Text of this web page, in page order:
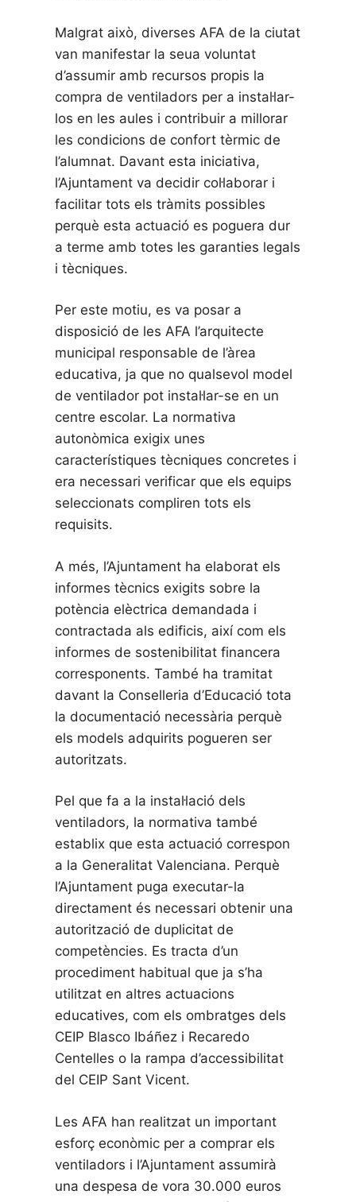
Malgrat això, diverses AFA de la ciutat
van manifestar la seua voluntat
d’assumir amb recursos propis la
compra de ventiladors per a instal·lar-
los en les aules i contribuir a millorar
les condicions de confort tèrmic de
l’alumnat. Davant esta iniciativa,
l’Ajuntament va decidir col·laborar i
facilitar tots els tràmits possibles
perquè esta actuació es poguera dur
a terme amb totes les garanties legals
i tècniques.
Per este motiu, es va posar a
disposició de les AFA l’arquitecte
municipal responsable de l’àrea
educativa, ja que no qualsevol model
de ventilador pot instal·lar-se en un
centre escolar. La normativa
autonòmica exigix unes
característiques tècniques concretes i
era necessari verificar que els equips
seleccionats compliren tots els
requisits.
A més, l’Ajuntament ha elaborat els
informes tècnics exigits sobre la
potència elèctrica demandada i
contractada als edificis, així com els
informes de sostenibilitat financera
corresponents. També ha tramitat
davant la Conselleria d’Educació tota
la documentació necessària perquè
els models adquirits pogueren ser
autoritzats.
Pel que fa a la instal·lació dels
ventiladors, la normativa també
establix que esta actuació correspon
a la Generalitat Valenciana. Perquè
l’Ajuntament puga executar-la
directament és necessari obtenir una
autorització de duplicitat de
competències. Es tracta d’un
procediment habitual que ja s’ha
utilitzat en altres actuacions
educatives, com els ombratges dels
CEIP Blasco Ibáñez i Recaredo
Centelles o la rampa d’accessibilitat
del CEIP Sant Vicent.
Les AFA han realitzat un important
esforç econòmic per a comprar els
ventiladors i l’Ajuntament assumirà
una despesa de vora 30.000 euros